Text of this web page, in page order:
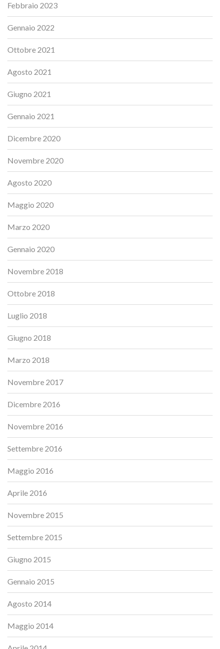
Febbraio 2023
Gennaio 2022
Ottobre 2021
Agosto 2021
Giugno 2021
Gennaio 2021
Dicembre 2020
Novembre 2020
Agosto 2020
Maggio 2020
Marzo 2020
Gennaio 2020
Novembre 2018
Ottobre 2018
Luglio 2018
Giugno 2018
Marzo 2018
Novembre 2017
Dicembre 2016
Novembre 2016
Settembre 2016
Maggio 2016
Aprile 2016
Novembre 2015
Settembre 2015
Giugno 2015
Gennaio 2015
Agosto 2014
Maggio 2014